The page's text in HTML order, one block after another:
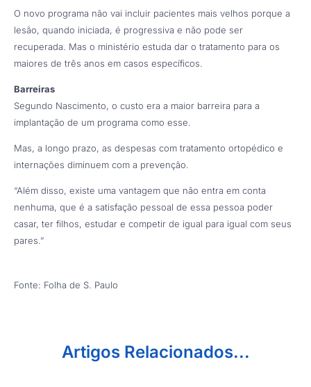
O novo programa não vai incluir pacientes mais velhos porque a
lesão, quando iniciada, é progressiva e não pode ser
recuperada. Mas o ministério estuda dar o tratamento para os
maiores de três anos em casos específicos.
Barreiras
Segundo Nascimento, o custo era a maior barreira para a
implantação de um programa como esse.
Mas, a longo prazo, as despesas com tratamento ortopédico e
internações diminuem com a prevenção.
“Além disso, existe uma vantagem que não entra em conta
nenhuma, que é a satisfação pessoal de essa pessoa poder
casar, ter filhos, estudar e competir de igual para igual com seus
pares.”
Fonte: Folha de S. Paulo
Artigos Relacionados...